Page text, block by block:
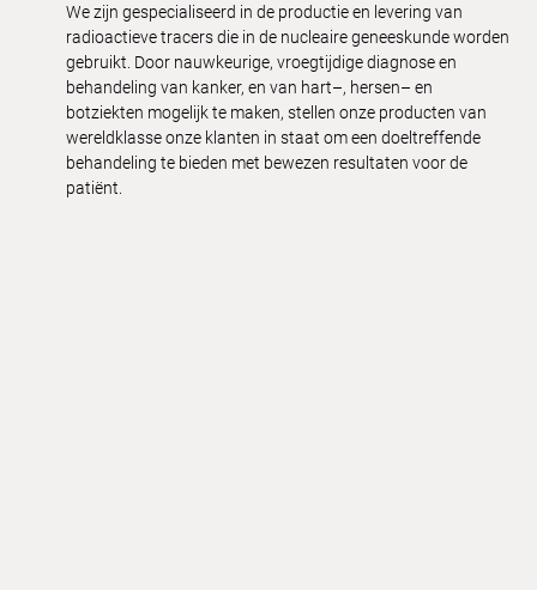
Wezijn gespecialiseerd in de productie en levering van
radioactieve tracers die in de nucleaire geneeskunde worden
gebruikt. Door nauwkeurige, vroegtijdigediagnoseen
behandeling van kanker, en van hart–, hersen– en
botziekten mogelijk te maken, stellen onze producten van
wereldklasse onze klanten in staat omeen doeltreffende
behandeling te bieden met bewezen resultaten voor de
patiënt.